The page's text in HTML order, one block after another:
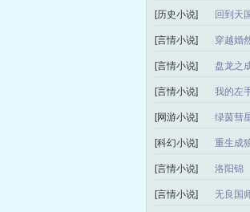
[历史小说] 回到天
[言情小说] 穿越婚
[言情小说] 盘龙之
[言情小说] 我的左
[网游小说] 绿茵彗
[科幻小说] 重生成
[言情小说] 洛阳锦
[言情小说] 无良国